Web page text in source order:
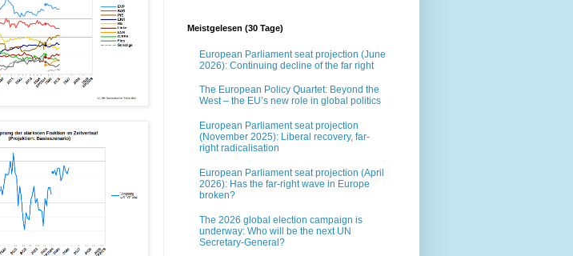
Meistgelesen (30 Tage)
European Parliament seat projection (June
2026): Continuing decline of the far right
The European Policy Quartet: Beyond the
West – the EU’s new role in global politics
European Parliament seat projection
(November 2025): Liberal recovery, far-
right radicalisation
European Parliament seat projection (April
2026): Has the far-right wave in Europe
broken?
The 2026 global election campaign is
underway: Who will be the next UN
Secretary-General?